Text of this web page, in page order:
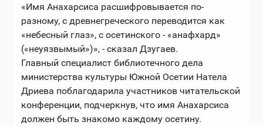
«Имя Анахарсиса расшифровывается по-
разному, с древнегреческого переводится как
«небесный глаз», с осетинского - «анафхард»
(«неуязвымый»)», - сказал Дзугаев.
Главный специалист библиотечного дела
министерства культуры Южной Осетии Натела
Дриева поблагодарила участников читательской
конференции, подчеркнув, что имя Анахарсиса
должен быть знакомо каждому осетину.